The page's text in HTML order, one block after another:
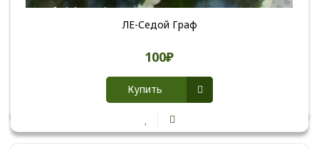
ЛЕ-Седой Граф
100₽
Купить